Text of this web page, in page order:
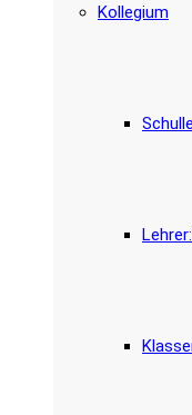
Kollegium